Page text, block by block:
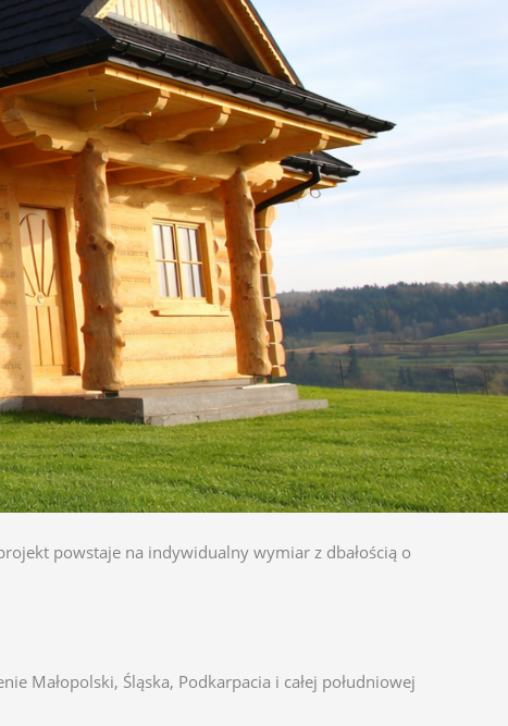
powstaje na indywidualny wymiar z dbałością o
Małopolski, Śląska, Podkarpacia i całej południowej